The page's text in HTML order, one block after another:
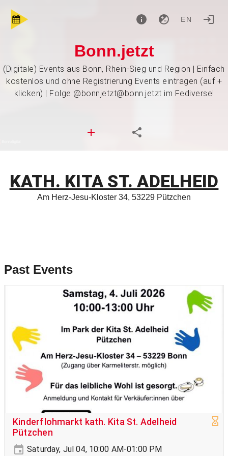
EN
Bonn.jetzt
(Digitale) Events aus Bonn, Rhein-Sieg und Region | Einfach
kostenlos und ohne Registrierung Events eintragen (auf +
klicken) | Folge @bonnjetzt@bonn.jetzt im Fediverse!
KATH. KITA ST. ADELHEID
Am Herz-Jesu-Kloster 34, 53229 Pützchen
Past Events
Kinderflohmarkt kath. Kita St. Adelheid
Pützchen
Saturday, Jul 04, 10:00 AM-01:00 PM